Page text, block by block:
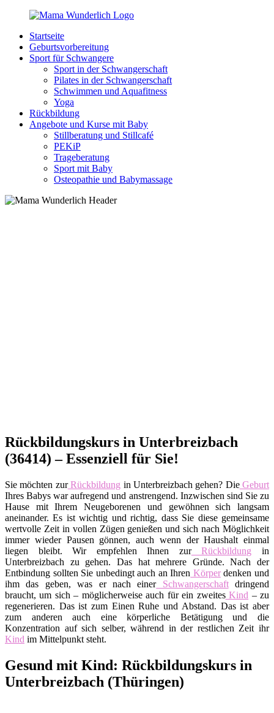
Zurück
Inhalt
MamaWunderlich.de
Mutti
sein
wunderbar!
Startseite
Geburtsvorbereitung
Sport für Schwangere
Sport in der Schwangerschaft
Pilates in der Schwangerschaft
Schwimmen und Aquafitness
Yoga
Rückbildung
Angebote und Kurse mit Baby
Stillberatung und Stillcafé
PEKiP
Trageberatung
Sport mit Baby
Osteopathie und Babymassage
Rückbildungskurs in Unterbreizbach
(36414) – Essenziell für Sie!
Sie möchten zurRückbildung in Unterbreizbach gehen? DieGeburt
Ihres Babys war aufregend und anstrengend. Inzwischen sind Sie zu
Hause mit Ihrem Neugeborenen und gewöhnen sich langsam
aneinander. Es ist wichtig und richtig, dass Sie diese gemeinsame
wertvolle Zeit in vollen Zügen genießen und sich nach Möglichkeit
immer wieder Pausen gönnen, auch wenn der Haushalt einmal
liegen bleibt. Wir empfehlen Ihnen zurRückbildung in
Unterbreizbach zu gehen. Das hat mehrere Gründe. Nach der
Entbindung sollten Sie unbedingt auch an Ihren Körperdenken und
ihm das geben, was er nach einerSchwangerschaftdringend
braucht, um sich – möglicherweise auch für ein zweitesKind – zu
regenerieren. Das ist zum Einen Ruhe und Abstand. Das ist aber
zum anderen auch eine körperliche Betätigung und die
Konzentration auf sich selber, während in der restlichen Zeit ihr
Kind im Mittelpunkt steht.
Gesund mit Kind: Rückbildungskurs in
Unterbreizbach (Thüringen)